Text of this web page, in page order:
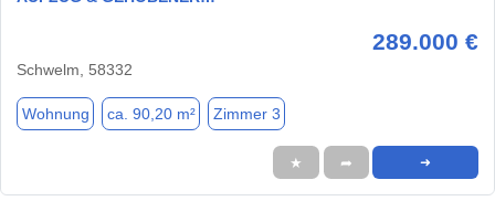
289.000 €
Schwelm, 58332
Wohnung ca. 90,20 m² Zimmer 3
★ ➦ ➜